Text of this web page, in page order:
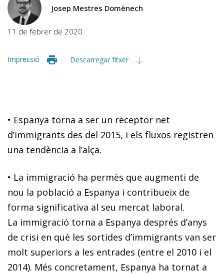
Josep Mestres Domènech
11 de febrer de 2020
Impressió Descarregar fitxer
• Espanya torna a ser un receptor net
d’immigrants des del 2015, i els fluxos registren
una tendència a l’alça.
• La immigració ha permès que augmenti de
nou la població a Espanya i contribueix de
forma significativa al seu mercat laboral.
La immigració torna a Espanya després d’anys
de crisi en què les sortides d’immigrants van ser
molt superiors a les entrades (entre el 2010 i el
2014). Més concretament, Espa­­nya ha tornat a